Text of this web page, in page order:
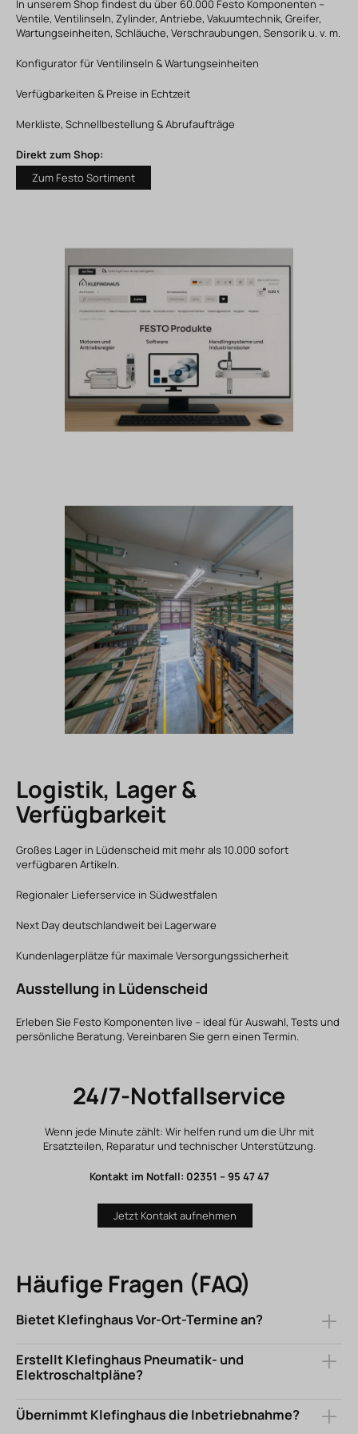
In unserem Shop findest du über 60.000 Festo Komponenten –
Ventile, Ventilinseln, Zylinder, Antriebe, Vakuumtechnik, Greifer,
Wartungseinheiten, Schläuche, Verschraubungen, Sensorik u. v. m.
Konfigurator für Ventilinseln & Wartungseinheiten
Verfügbarkeiten & Preise in Echtzeit
Merkliste, Schnellbestellung & Abrufaufträge
Direkt zum Shop:
Zum Festo Sortiment
Logistik, Lager &
Verfügbarkeit
Großes Lager in Lüdenscheid mit mehr als 10.000 sofort
verfügbaren Artikeln.
Regionaler Lieferservice in Südwestfalen
Next Day deutschlandweit bei Lagerware
Kundenlagerplätze für maximale Versorgungssicherheit
Ausstellung in Lüdenscheid
Erleben Sie Festo Komponenten live – ideal für Auswahl, Tests und
persönliche Beratung. Vereinbaren Sie gern einen Termin.
24/7-Notfallservice
Wenn jede Minute zählt: Wir helfen rund um die Uhr mit
Ersatzteilen, Reparatur und technischer Unterstützung.
Kontakt im Notfall: 02351 – 95 47 47
Jetzt Kontakt aufnehmen
Häufige Fragen (FAQ)
Bietet Klefinghaus Vor-Ort-Termine an?
Ja. Unser Außendienst kommt zur Projektaufnahme und Planung
zu Ihnen.
Erstellt Klefinghaus Pneumatik- und
Elektroschaltpläne?
Ja – inkl. Stücklisten, I/O-Listen und vollständiger Dokumentation.
Übernimmt Klefinghaus die Inbetriebnahme?